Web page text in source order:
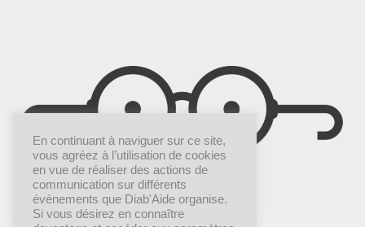
En continuant à naviguer sur ce site,
vous agréez à l’utilisation de cookies
en vue de réaliser des actions de
communication sur différents
évènements que Diab'Aide organise.
Si vous désirez en connaître